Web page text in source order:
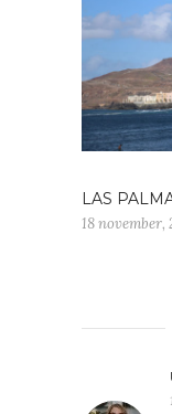
LAS
18 november,